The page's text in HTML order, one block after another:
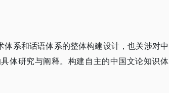
系和话语体系的整体构建设计，也关涉对中
体研究与阐释。构建自主的中国文论知识体